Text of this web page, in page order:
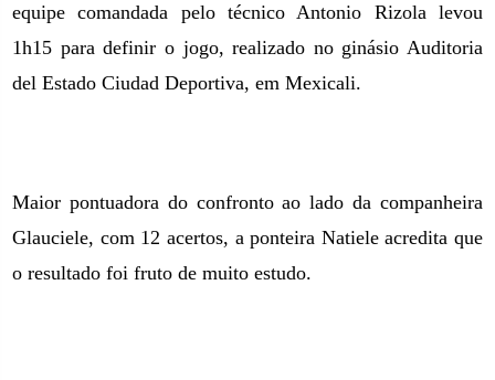
equipe comandada pelo técnico Antonio Rizola levou
1h15 para definir o jogo, realizado no ginásio Auditoria
del Estado Ciudad Deportiva, em Mexicali.
Maior pontuadora do confronto ao lado da companheira
Glauciele, com 12 acertos, a ponteira Natiele acredita que
o resultado foi fruto de muito estudo.